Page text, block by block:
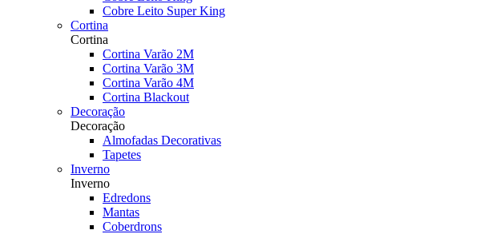
Cobre Leito Super King
Cortina
Cortina
Cortina Varão 2M
Cortina Varão 3M
Cortina Varão 4M
Cortina Blackout
Decoração
Decoração
Almofadas Decorativas
Tapetes
Inverno
Inverno
Edredons
Mantas
Coberdrons